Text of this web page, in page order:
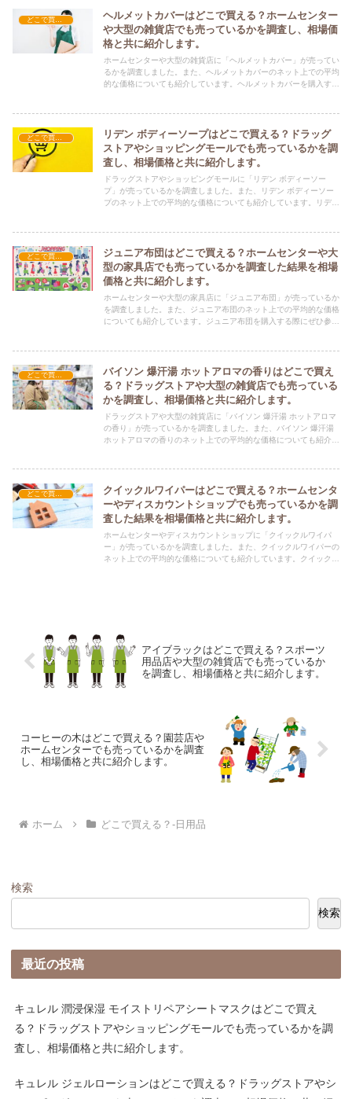
ヘルメットカバーはどこで買える？ホームセンター
や大型の雑貨店でも売っているかを調査し、相場価
格と共に紹介します。
ホームセンターや大型の雑貨店に「ヘルメットカバー」が売ってい
るかを調査しました。また、ヘルメットカバーのネット上での平均
的な価格についても紹介しています。ヘルメットカバーを購入する
どこで買える？-日用品
リデン ボディーソープはどこで買える？ドラッグ
ストアやショッピングモールでも売っているかを調
査し、相場価格と共に紹介します。
ドラッグストアやショッピングモールに「リデン ボディーソー
プ」が売っているかを調査しました。また、リデン ボディーソー
プのネット上での平均的な価格についても紹介しています。リデン
どこで買える？-日用品
ジュニア布団はどこで買える？ホームセンターや大
型の家具店でも売っているかを調査した結果を相場
価格と共に紹介します。
ホームセンターや大型の家具店に「ジュニア布団」が売っているか
を調査しました。また、ジュニア布団のネット上での平均的な価格
についても紹介しています。ジュニア布団を購入する際にぜひ参考
どこで買える？-日用品
バイソン 爆汗湯 ホットアロマの香りはどこで買え
る？ドラッグストアや大型の雑貨店でも売っている
かを調査し、相場価格と共に紹介します。
ドラッグストアや大型の雑貨店に「バイソン 爆汗湯 ホットアロマ
の香り」が売っているかを調査しました。また、バイソン 爆汗湯
ホットアロマの香りのネット上での平均的な価格についても紹介し
どこで買える？-日用品
クイックルワイパーはどこで買える？ホームセンタ
ーやディスカウントショップでも売っているかを調
査した結果を相場価格と共に紹介します。
ホームセンターやディスカウントショップに「クイックルワイパ
ー」が売っているかを調査しました。また、クイックルワイパーの
ネット上での平均的な価格についても紹介しています。クイックル
アイブラックはどこで買える？スポーツ
用品店や大型の雑貨店でも売っているか
を調査し、相場価格と共に紹介します。
コーヒーの木はどこで買える？園芸店や
ホームセンターでも売っているかを調査
し、相場価格と共に紹介します。
ホーム どこで買える？-日用品
検索
検索
最近の投稿
キュレル 潤浸保湿 モイストリペアシートマスクはどこで買え
る？ドラッグストアやショッピングモールでも売っているかを調
査し、相場価格と共に紹介します。
キュレル ジェルローションはどこで買える？ドラッグストアやシ